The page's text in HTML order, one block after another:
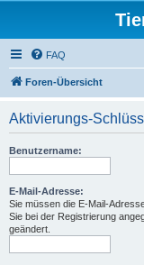
FAQ
Foren-Übersicht
Aktivierungs-
Benutzername:
E-Mail-Adresse:
Sie müssen die E-Mail-
Sie bei der Registrierung
geändert.